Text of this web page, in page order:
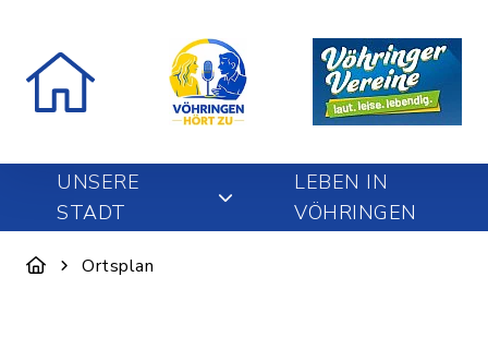
UNSERE
STADT
LEBEN IN
VÖHRINGEN
Ortsplan